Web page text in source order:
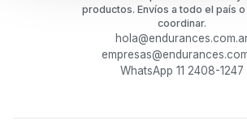
productos. Envíos a todo el país
coordinar.
WhatsApp 11 2408-1247